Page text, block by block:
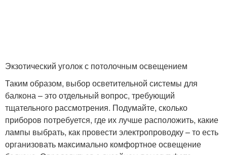
Экзотический уголок с потолочным освещением
Таким образом, выбор осветительной системы для
балкона – это отдельный вопрос, требующий
тщательного рассмотрения. Подумайте, сколько
приборов потребуется, где их лучше расположить, какие
лампы выбрать, как провести электропроводку – то есть
организовать максимально комфортное освещение